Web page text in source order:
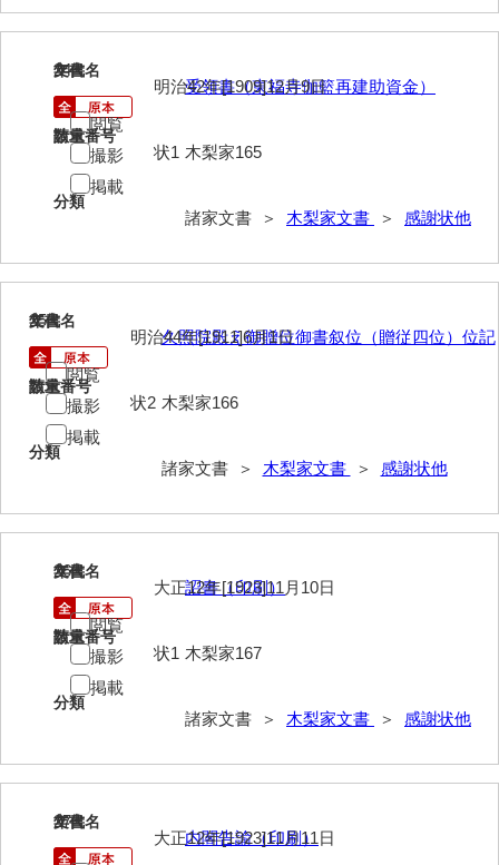
岩崎家文書（秋芳町）
岩崎家文書（鹿野町）
岩見博幸収集史料
上田家文書（防府市）
上松氏収集文書
氏本家文書
内田家文書（豊中市）
内田家文書（防府市）
宇野家文書
馬屋原家文書
梅村明文書
恵良宏収集文書
24
文書名
受領書（東福寺伽籃再建助資金）
請求番号
木梨家165
分類
諸家文書 ＞ 木梨家文書 ＞ 感謝状他
年代
明治42年[1909]12月9日
数量
状1
閲覧
撮影
掲載
25
文書名
久照院殿え御贈位御書叙位（贈従四位）位記
請求番号
木梨家166
分類
諸家文書 ＞ 木梨家文書 ＞ 感謝状他
年代
明治44年[1911]6月1日
数量
状2
閲覧
撮影
掲載
26
文書名
詔書（印刷）
請求番号
木梨家167
分類
諸家文書 ＞ 木梨家文書 ＞ 感謝状他
年代
大正12年[1923]11月10日
数量
状1
閲覧
撮影
掲載
27
文書名
内閣告諭（印刷）
年代
大正12年[1923]11月11日